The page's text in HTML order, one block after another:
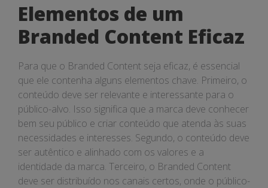
Elementos de um
Branded Content Eficaz
Para que o Branded Content seja eficaz, é essencial
que ele contenha alguns elementos chave. Primeiro, o
conteúdo deve ser relevante e interessante para o
público-alvo. Isso significa que a marca deve conhecer
bem seu público e criar conteúdo que atenda às suas
necessidades e interesses. Segundo, o conteúdo deve
ser autêntico e alinhado com os valores e a
identidade da marca. Terceiro, o Branded Content
deve ser distribuído nos canais certos, onde o público-